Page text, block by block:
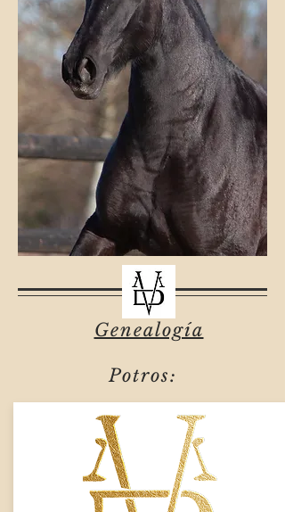
Genealogía
Potros: